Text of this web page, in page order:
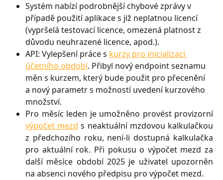
Systém nabízí podrobnější chybové zprávy v
případě použití aplikace s již neplatnou licencí
(vypršelá testovací licence, omezená platnost z
důvodu neuhrazené licence, apod.).
API: Vylepšení práce s kurzy pro inicializaci
účetního období. Přibyl nový endpoint seznamu
měn s kurzem, který bude použit pro přecenění
a nový parametr s možností uvedení kurzového
množství.
Pro měsíc leden je umožněno provést provizorní
výpočet mezd s neaktuální mzdovou kalkulačkou
z předchozího roku, není-li dostupná kalkulačka
pro aktuální rok. Při pokusu o výpočet mezd za
další měsíce období 2025 je uživatel upozorněn
na absenci nového předpisu pro výpočet mezd.